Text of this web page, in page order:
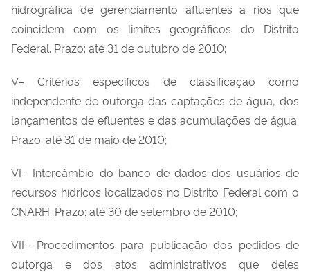
hidrográfica de gerenciamento afluentes a rios que
coincidem com os limites geográficos do Distrito
Federal. Prazo: até 31 de outubro de 2010;
V– Critérios específicos de classificação como
independente de outorga das captações de água, dos
lançamentos de efluentes e das acumulações de água.
Prazo: até 31 de maio de 2010;
VI– Intercâmbio do banco de dados dos usuários de
recursos hídricos localizados no Distrito Federal com o
CNARH. Prazo: até 30 de setembro de 2010;
VII– Procedimentos para publicação dos pedidos de
outorga e dos atos administrativos que deles